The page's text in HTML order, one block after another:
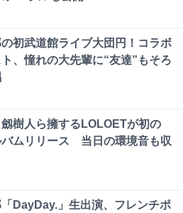
初武道館ライブ大団円！コラボ
、憧れの大先輩に“友達”もそろ
樹人ら擁するLOLOETが初の
バムリリース 当日の環境音も収
DayDay.」生出演、フレンチポ